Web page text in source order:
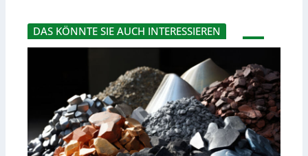
DAS KÖNNTE SIE AUCH INTERESSIEREN